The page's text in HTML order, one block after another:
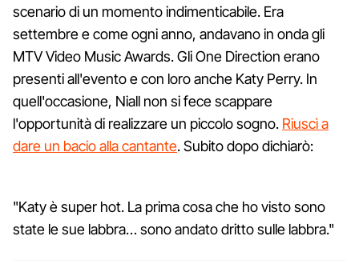
scenario di un momento indimenticabile. Era
settembre e come ogni anno, andavano in onda gli
MTV Video Music Awards. Gli One Direction erano
presenti all'evento e con loro anche Katy Perry. In
quell'occasione, Niall non si fece scappare
l'opportunità di realizzare un piccolo sogno. Riuscì a
dare un bacio alla cantante. Subito dopo dichiarò:
"Katy è super hot. La prima cosa che ho visto sono
state le sue labbra… sono andato dritto sulle labbra."